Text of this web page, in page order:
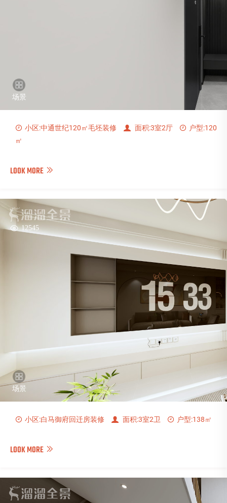
小区:中通世纪120㎡毛坯装修 面积:3室2厅
户型:120
㎡
LOOK MORE
小区:白马御府回迁房装修 面积:3室2卫 户型:138㎡
LOOK MORE